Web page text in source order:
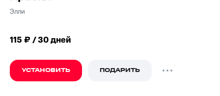
Элли
115 ₽ / 30 дней
УСТАНОВИТЬ ПОДАРИТЬ